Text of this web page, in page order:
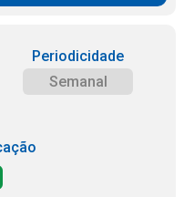
Periodicidade
Semanal